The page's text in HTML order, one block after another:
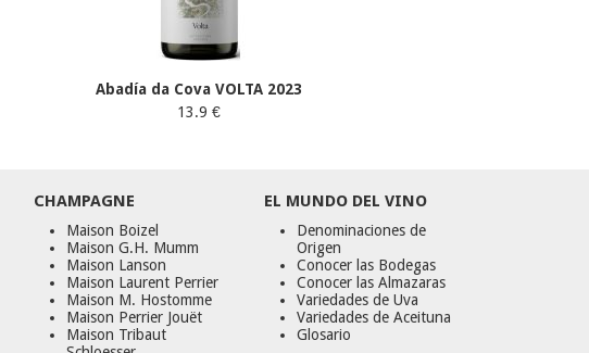
Abadía da Cova VOLTA 2023
13.9 €
CHAMPAGNE
Maison Boizel
Maison G.H. Mumm
Maison Lanson
Maison Laurent Perrier
Maison M. Hostomme
Maison Perrier Jouët
Maison Tribaut
EL MUNDO DEL VINO
Denominaciones de
Origen
Conocer las Bodegas
Conocer las Almazaras
Variedades de Uva
Variedades de Aceituna
Glosario